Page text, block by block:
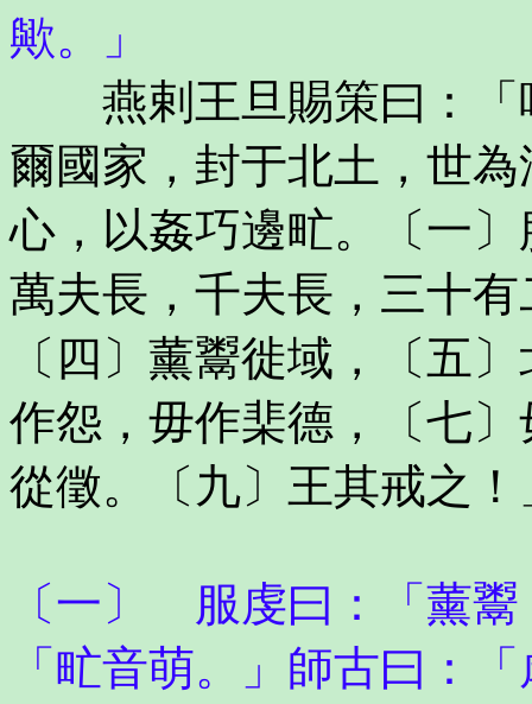
歟。」
燕剌王旦賜策曰：「
爾國家，封于北土，世
心，以姦巧邊甿。〔一
萬夫長，千夫長，三十
〔四〕薰鬻徙域，〔五
作怨，毋作棐德，〔七
從徵。〔九〕王其戒之！
〔一〕 服虔曰：「薰
「甿音萌。」師古曰：